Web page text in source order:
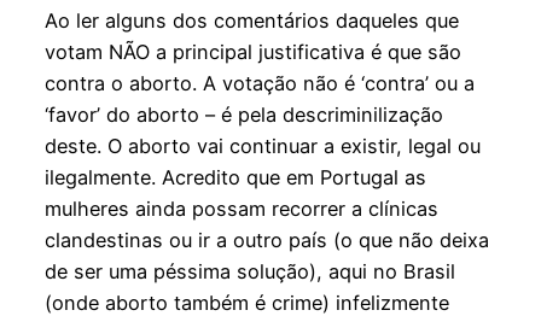
Ao ler alguns dos comentários daqueles que
votam NÃO a principal justificativa é que são
contra o aborto. A votação não é ‘contra’ ou a
‘favor’ do aborto – é pela descriminilização
deste. O aborto vai continuar a existir, legal ou
ilegalmente. Acredito que em Portugal as
mulheres ainda possam recorrer a clínicas
clandestinas ou ir a outro país (o que não deixa
de ser uma péssima solução), aqui no Brasil
(onde aborto também é crime) infelizmente